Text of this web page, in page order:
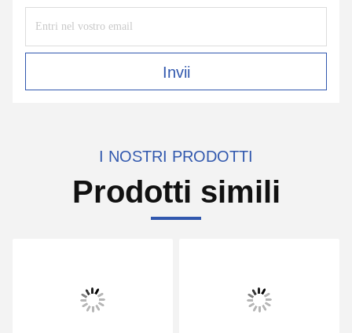
Invii
I NOSTRI PRODOTTI
Prodotti simili